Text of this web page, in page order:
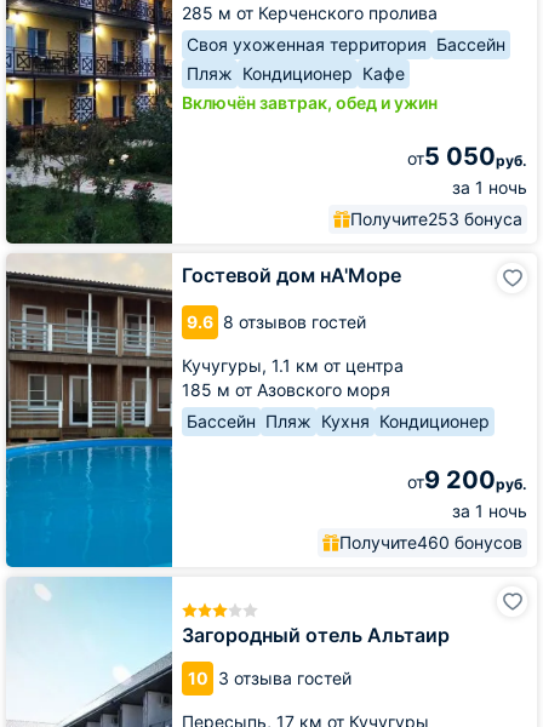
285 м от Керченского пролива
Своя ухоженная территория Бассейн
Пляж Кондиционер Кафе
Включён завтрак, обед и ужин
от5 050руб.
за 1 ночь
Получите253 бонуса
Гостевой дом нА'Море
9.6 8 отзывов гостей
Кучугуры, 1.1 км от центра
185 м от Азовского моря
Бассейн Пляж Кухня Кондиционер
от9 200руб.
за 1 ночь
Получите460 бонусов
Гостевой
дом
нА'Море
Загородный отель Альтаир
10 3 отзыва гостей
Пересыпь, 17 км от Кучугуры
Загородный